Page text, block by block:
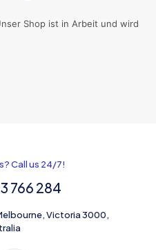
Shop ist in Arbeit und wird
Call us 24/7!
766 284
Victoria 3000,